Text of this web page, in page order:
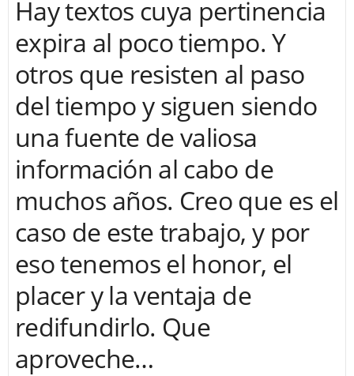
Hay textos cuya pertinencia
expira al poco tiempo. Y
otros que resisten al paso
del tiempo y siguen siendo
una fuente de valiosa
información al cabo de
muchos años. Creo que es el
caso de este trabajo, y por
eso tenemos el honor, el
placer y la ventaja de
redifundirlo. Que
aproveche…